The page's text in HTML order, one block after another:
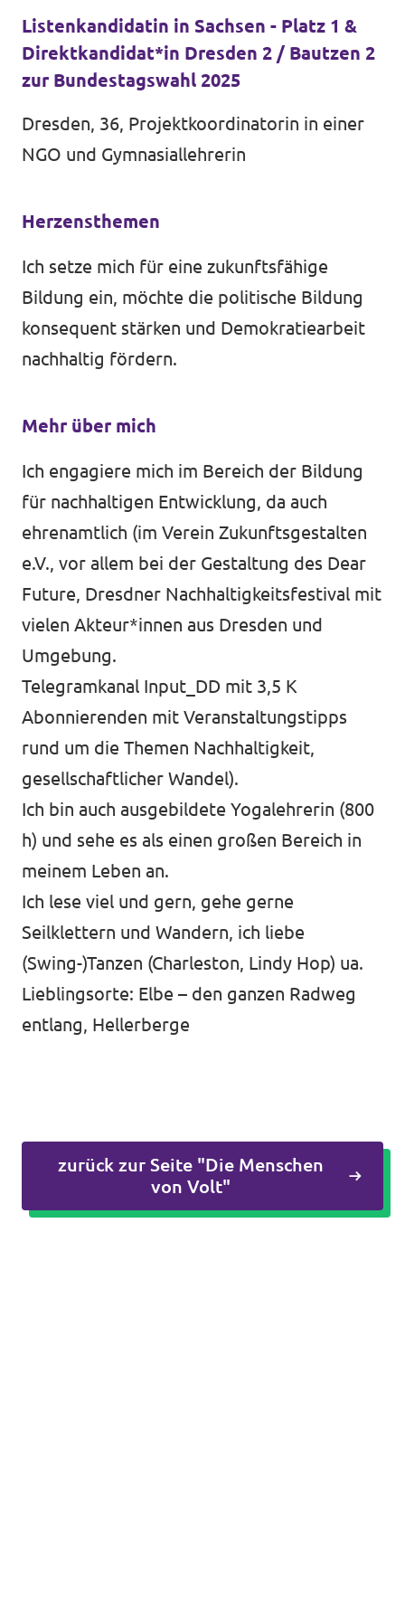
Datenschutz
Test
Listenkandidatin in Sachsen - Platz 1 &
Direktkandidat*in Dresden 2 / Bautzen 2
zur Bundestagswahl 2025
Dresden, 36, Projektkoordinatorin in einer
NGO und Gymnasiallehrerin
Herzensthemen
Ich setze mich für eine zukunftsfähige
Bildung ein, möchte die politische Bildung
konsequent stärken und Demokratiearbeit
nachhaltig fördern.
Mehr über mich
Ich engagiere mich im Bereich der Bildung
für nachhaltigen Entwicklung, da auch
ehrenamtlich (im Verein Zukunftsgestalten
e.V., vor allem bei der Gestaltung des Dear
Future, Dresdner Nachhaltigkeitsfestival mit
vielen Akteur*innen aus Dresden und
Umgebung.
Telegramkanal Input_DD mit 3,5 K
Abonnierenden mit Veranstaltungstipps
rund um die Themen Nachhaltigkeit,
gesellschaftlicher Wandel).
Ich bin auch ausgebildete Yogalehrerin (800
h) und sehe es als einen großen Bereich in
meinem Leben an.
Ich lese viel und gern, gehe gerne
Seilklettern und Wandern, ich liebe
(Swing-)Tanzen (Charleston, Lindy Hop) ua.
Lieblingsorte: Elbe – den ganzen Radweg
entlang, Hellerberge
zurück zur Seite "Die Menschen
von Volt"